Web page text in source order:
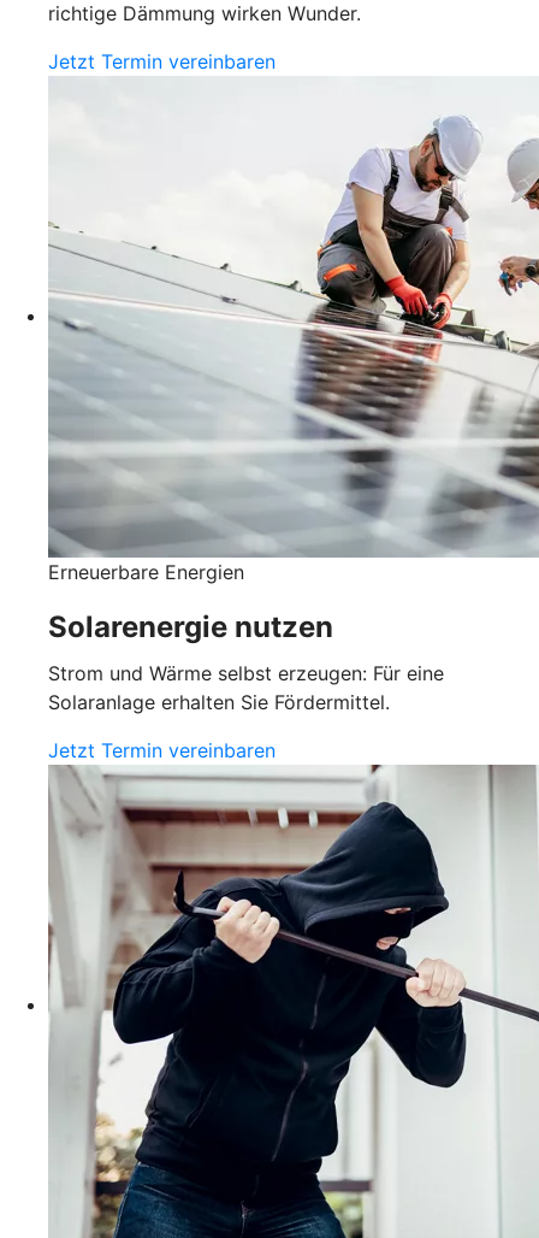
richtige Dämmung wirken Wunder.
Jetzt Termin vereinbaren
Erneuerbare Energien
Solarenergie nutzen
Strom und Wärme selbst erzeugen: Für eine
Solaranlage erhalten Sie Fördermittel.
Jetzt Termin vereinbaren